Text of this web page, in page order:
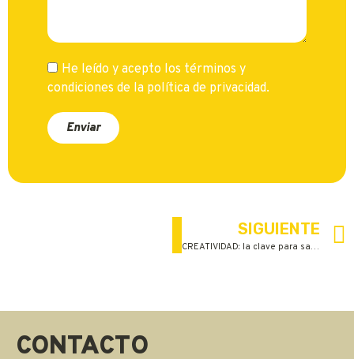
He leído y acepto los términos y
condiciones de la política de privacidad.
Enviar
SIGUIENTE
CREATIVIDAD: la clave para salvar el mundo (o, al menos, tus proyectos)
CONTACTO